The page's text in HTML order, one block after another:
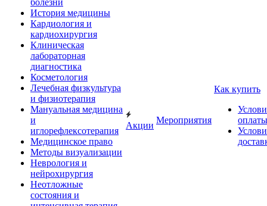
болезни
История медицины
Кардиология и
кардиохирургия
Клиническая
лабораторная
диагностика
Косметология
Лечебная физкультура
и физиотерапия
Мануальная медицина
и
иглорефлексотерапия
Медицинское право
Методы визуализации
Неврология и
нейрохирургия
Неотложные
состояния и
Акции
Мероприятия
Как купить
оплаты